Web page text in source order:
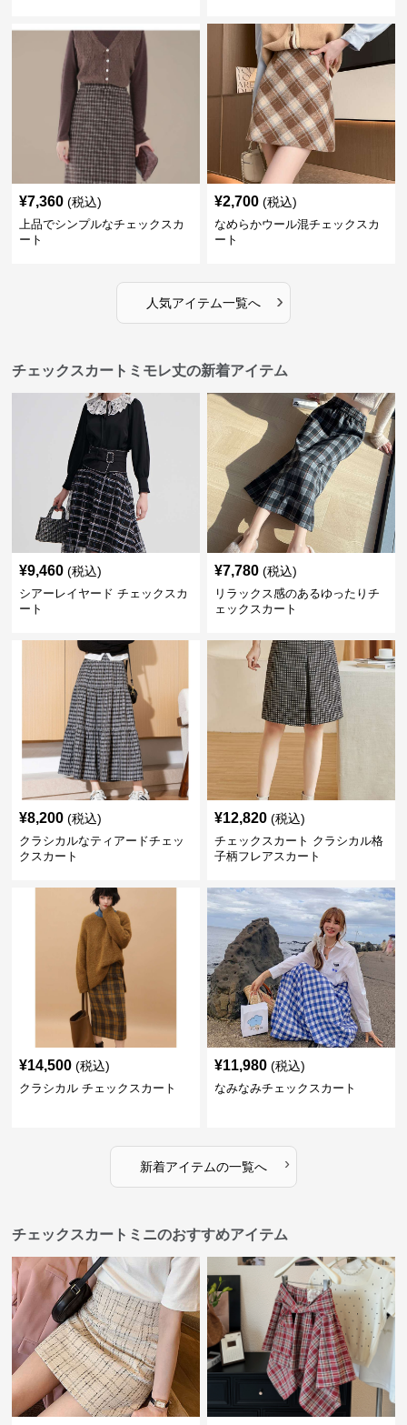
¥7,360 (税込)
上品でシンプルなチェックスカ
ート
¥2,700 (税込)
なめらかウール混チェックスカ
ート
人気アイテム一覧へ ›
チェックスカートミモレ丈の新着アイテム
¥9,460 (税込)
シアーレイヤード チェックスカ
ート
¥7,780 (税込)
リラックス感のあるゆったりチ
ェックスカート
¥8,200 (税込)
クラシカルなティアードチェッ
クスカート
¥12,820 (税込)
チェックスカート クラシカル格
子柄フレアスカート
¥14,500 (税込)
クラシカル チェックスカート
¥11,980 (税込)
なみなみチェックスカート
新着アイテムの一覧へ ›
チェックスカートミニのおすすめアイテム